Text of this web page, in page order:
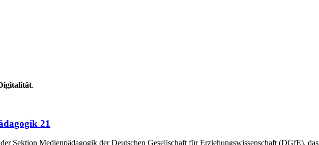
.
21
Sektion Medienpädagogik der Deutschen Gesellschaft für Erziehungswissenschaft (DGfE),